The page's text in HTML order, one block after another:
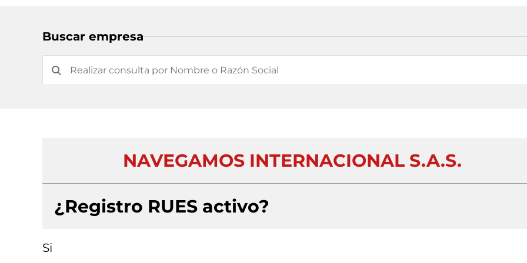
Buscar empresa
NAVEGAMOS INTERNACIONAL S.A.S.
¿Registro RUES activo?
Si